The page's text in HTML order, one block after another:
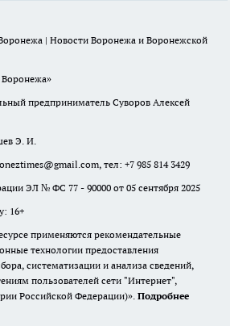
| Новости Воронежа и Воронежской
Воронежа»
предприниматель Суворов Алексей
Э. И.
тел: +7 985 814 3429
ЭЛ № ФС 77 - 90000 от 05 сентября 2025
16+
применяются рекомендательные
технологии предоставления
систематизации и анализа сведений,
пользователей сети "Интернет",
Российской Федерации)». Подробнее